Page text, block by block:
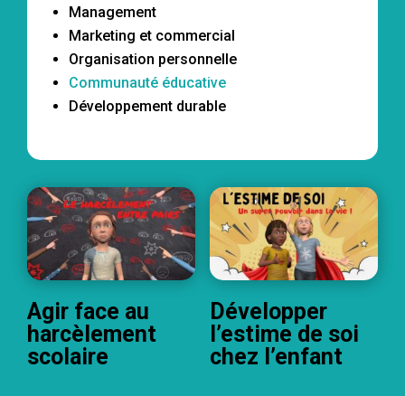
Management
Marketing et commercial
Organisation personnelle
Communauté éducative
Développement durable
Agir face au
harcèlement
scolaire
Développer
l’estime de soi
chez l’enfant